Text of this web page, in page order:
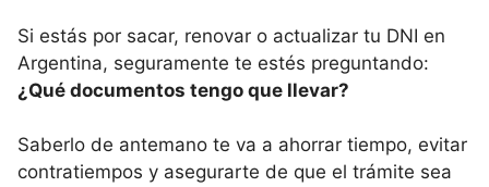
Si estás por sacar, renovar o actualizar tu DNI en
Argentina, seguramente te estés preguntando:
¿Qué documentos tengo que llevar?
Saberlo de antemano te va a ahorrar tiempo, evitar
contratiempos y asegurarte de que el trámite sea